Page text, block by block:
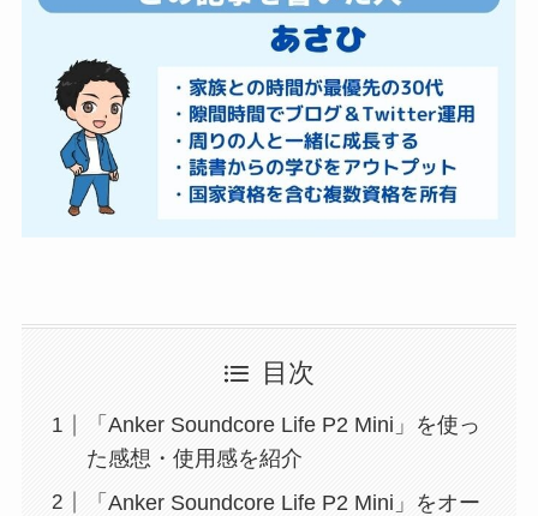
目次
「Anker Soundcore Life P2 Mini」を使っ
た感想・使用感を紹介
「Anker Soundcore Life P2 Mini」をオー